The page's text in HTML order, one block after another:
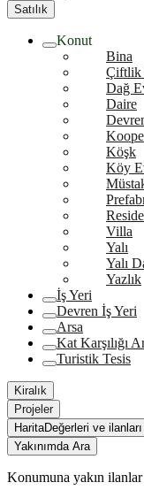
Satılık
Konut
Bina
Çiftlik
Dağ
Daire
Köşk
Köy
Villa
Yalı
Yalı
Yazlık
İş Yeri
Devren İş Yeri
Arsa
Kat Karşılığı
Turistik Tesis
Kiralık
Projeler
HaritaDeğerleri ve
Yakınımda Ara
Konumuna yakın